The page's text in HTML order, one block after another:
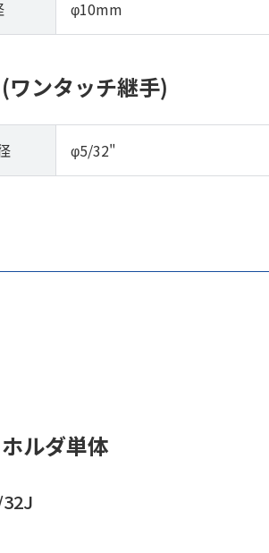
φ10mm
ワンタッチ継手)
φ5/32"
ルダ単体